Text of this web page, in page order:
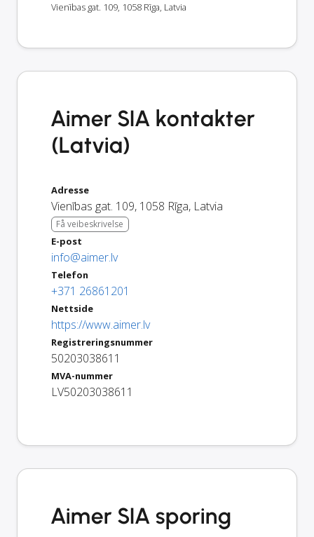
Vienības gat. 109, 1058 Rīga, Latvia
Aimer SIA kontakter
(Latvia)
Adresse
Vienības gat. 109, 1058 Rīga, Latvia
Få veibeskrivelse
E-post
info@aimer.lv
Telefon
+371 26861201
Nettside
https://www.aimer.lv
Registreringsnummer
50203038611
MVA-nummer
LV50203038611
Aimer SIA sporing